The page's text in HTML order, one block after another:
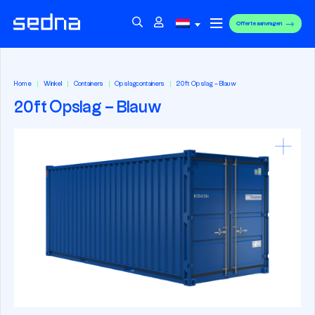
Offerte aanvragen
Home Winkel Containers Opslagcontainers 20ft Opslag – Blauw
20ft Opslag – Blauw